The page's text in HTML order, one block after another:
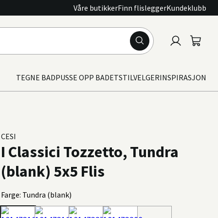
Våre butikkerFinn flisleggerKundeklubb
TEGNE BADPUSSE OPP BADETSTILVELGERINSPIRASJON
CESI
I Classici Tozzetto, Tundra
(blank) 5x5 Flis
Farge: Tundra (blank)